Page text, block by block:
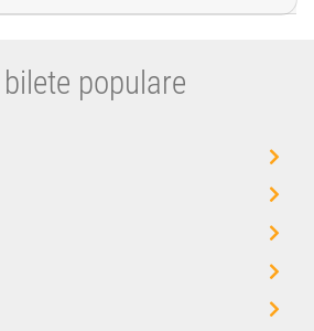
populare